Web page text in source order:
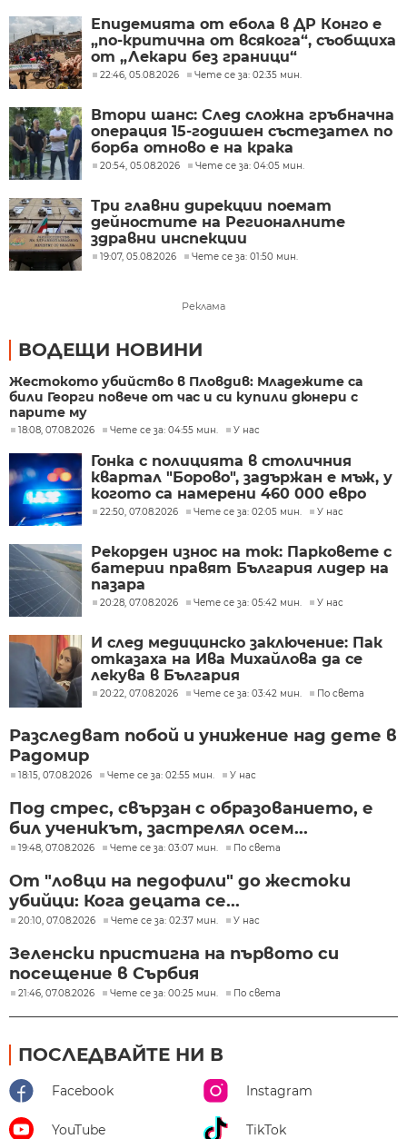
Епидемията от ебола в ДР Конго е
„по-критична от всякога“, съобщиха
от „Лекари без граници“
22:46, 05.08.2026 Чете се за: 02:35 мин.
Втори шанс: След сложна гръбначна
операция 15-годишен състезател по
борба отново е на крака
20:54, 05.08.2026 Чете се за: 04:05 мин.
Три главни дирекции поемат
дейностите на Регионалните
здравни инспекции
19:07, 05.08.2026 Чете се за: 01:50 мин.
Реклама
ВОДЕЩИ НОВИНИ
Жестокото убийство в Пловдив: Младежите са
били Георги повече от час и си купили дюнери с
парите му
18:08, 07.08.2026 Чете се за: 04:55 мин. У нас
Гонка с полицията в столичния
квартал "Борово", задържан е мъж, у
когото са намерени 460 000 евро
22:50, 07.08.2026 Чете се за: 02:05 мин. У нас
Рекорден износ на ток: Парковете с
батерии правят България лидер на
пазара
20:28, 07.08.2026 Чете се за: 05:42 мин. У нас
И след медицинско заключение: Пак
отказаха на Ива Михайлова да се
лекува в България
20:22, 07.08.2026 Чете се за: 03:42 мин. По света
Разследват побой и унижение над дете в
Радомир
18:15, 07.08.2026 Чете се за: 02:55 мин. У нас
Под стрес, свързан с образованието, е
бил ученикът, застрелял осем...
19:48, 07.08.2026 Чете се за: 03:07 мин. По света
От "ловци на педофили" до жестоки
убийци: Кога децата се...
20:10, 07.08.2026 Чете се за: 02:37 мин. У нас
Зеленски пристигна на първото си
посещение в Сърбия
21:46, 07.08.2026 Чете се за: 00:25 мин. По света
ПОСЛЕДВАЙТЕ НИ В
Facebook Instagram
YouTube TikTok